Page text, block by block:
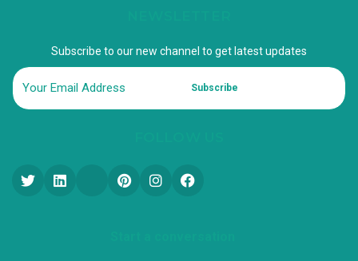
Subscribe to our new channel to get latest updates
Subscribe